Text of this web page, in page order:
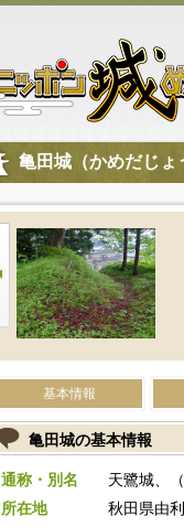
亀田城（かめだじょ
基本情報
亀田城の基本情報
通称・別名
天鷺城、
所在地
秋田県由